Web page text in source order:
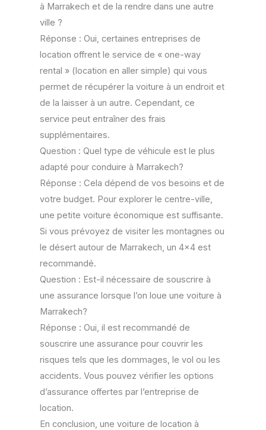
à Marrakech et de la rendre dans une autre
ville ?
Réponse : Oui, certaines entreprises de
location offrent le service de « one-way
rental » (location en aller simple) qui vous
permet de récupérer la voiture à un endroit et
de la laisser à un autre. Cependant, ce
service peut entraîner des frais
supplémentaires.
Question : Quel type de véhicule est le plus
adapté pour conduire à Marrakech?
Réponse : Cela dépend de vos besoins et de
votre budget. Pour explorer le centre-ville,
une petite voiture économique est suffisante.
Si vous prévoyez de visiter les montagnes ou
le désert autour de Marrakech, un 4×4 est
recommandé.
Question : Est-il nécessaire de souscrire à
une assurance lorsque l’on loue une voiture à
Marrakech?
Réponse : Oui, il est recommandé de
souscrire une assurance pour couvrir les
risques tels que les dommages, le vol ou les
accidents. Vous pouvez vérifier les options
d’assurance offertes par l’entreprise de
location.
En conclusion, une voiture de location à